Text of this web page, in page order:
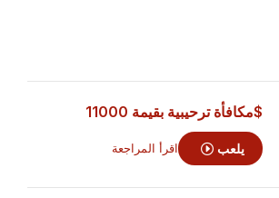
$مكافأة ترحيبية بقيمة 11000
يلعب اقرأ المراجعة